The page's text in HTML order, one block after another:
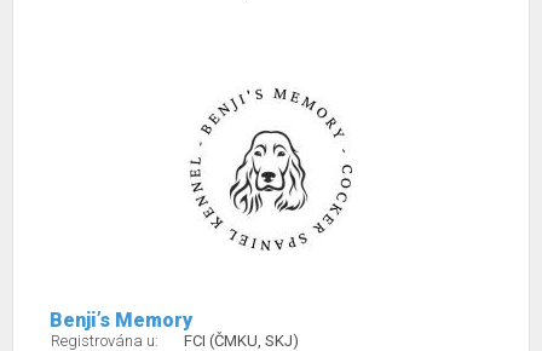
Benji’s Memory
Registrována u:
FCI (ČMKU, SKJ)